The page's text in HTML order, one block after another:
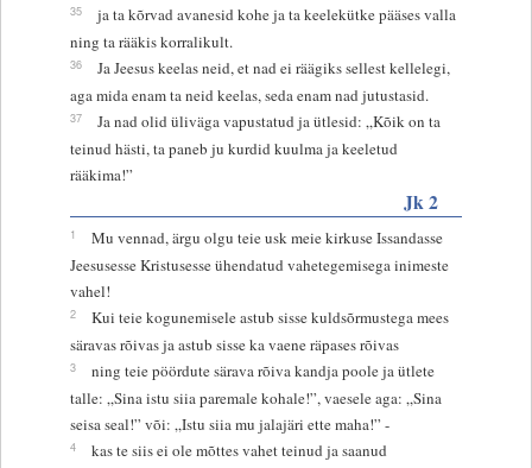
35
ja ta kõrvad avanesid kohe ja ta keelekütke pääses valla
ning ta rääkis korralikult.
36
Ja Jeesus keelas neid, et nad ei räägiks sellest kellelegi,
aga mida enam ta neid keelas, seda enam nad jutustasid.
37
Ja nad olid üliväga vapustatud ja ütlesid: „Kõik on ta
teinud hästi, ta paneb ju kurdid kuulma ja keeletud
rääkima!”
Jk 2
1
Mu vennad, ärgu olgu teie usk meie kirkuse Issandasse
Jeesusesse Kristusesse ühendatud vahetegemisega inimeste
vahel!
2
Kui teie kogunemisele astub sisse kuldsõrmustega mees
säravas rõivas ja astub sisse ka vaene räpases rõivas
3
ning teie pöördute särava rõiva kandja poole ja ütlete
talle: „Sina istu siia paremale kohale!”, vaesele aga: „Sina
seisa seal!” või: „Istu siia mu jalajäri ette maha!” -
4
kas te siis ei ole mõttes vahet teinud ja saanud